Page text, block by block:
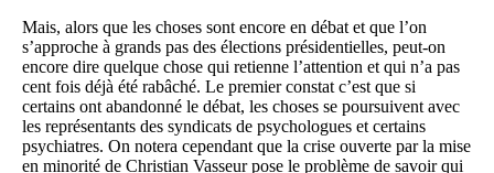
Mais, alors que les choses sont encore en débat et que l’on
s’approche à grands pas des élections présidentielles, peut-on
encore dire quelque chose qui retienne l’attention et qui n’a pas
cent fois déjà été rabâché. Le premier constat c’est que si
certains ont abandonné le débat, les choses se poursuivent avec
les représentants des syndicats de psychologues et certains
psychiatres. On notera cependant que la crise ouverte par la mise
en minorité de Christian Vasseur pose le problème de savoir qui